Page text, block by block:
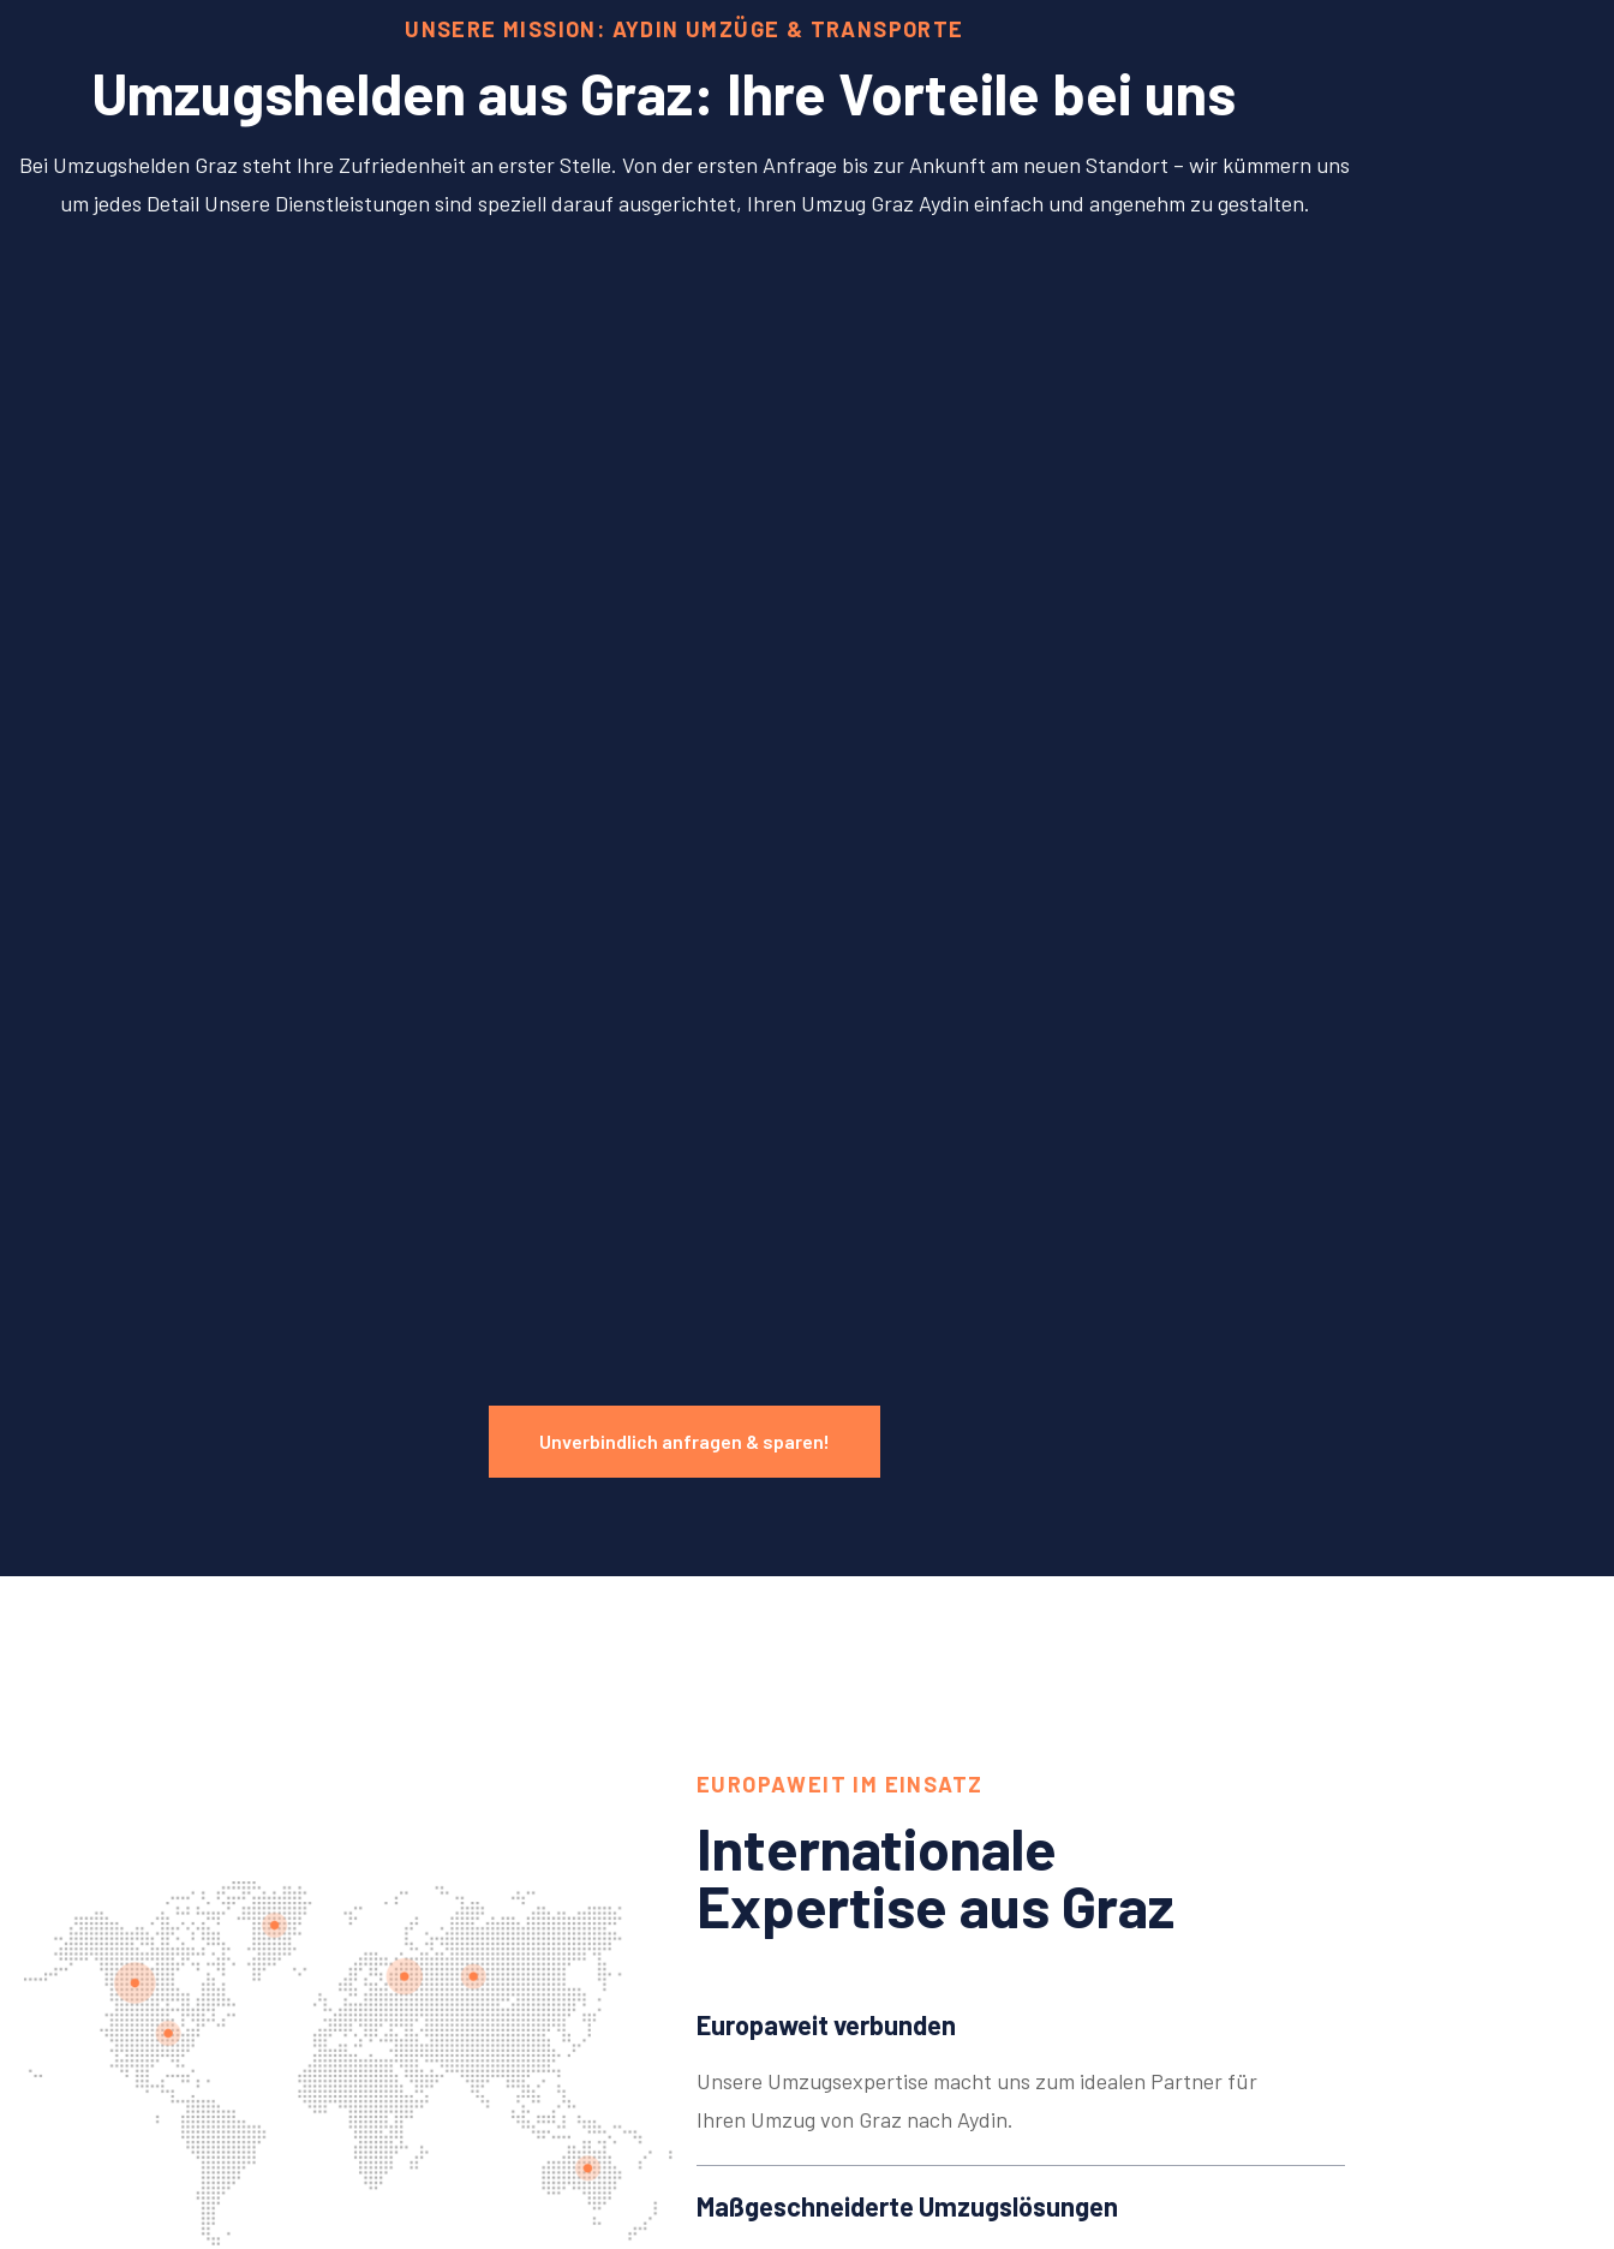
UNSERE MISSION: AYDIN UMZÜGE & TRANSPORTE
Umzugshelden aus Graz: Ihre Vorteile bei uns
Bei Umzugshelden Graz steht Ihre Zufriedenheit an erster Stelle. Von der ersten Anfrage bis zur Ankunft am neuen Standort – wir kümmern uns
um jedes Detail Unsere Dienstleistungen sind speziell darauf ausgerichtet, Ihren Umzug Graz Aydin einfach und angenehm zu gestalten.
Unverbindlich anfragen & sparen!
EUROPAWEIT IM EINSATZ
Internationale
Expertise aus Graz
Europaweit verbunden
Unsere Umzugsexpertise macht uns zum idealen Partner für
Ihren Umzug von Graz nach Aydin.
Maßgeschneiderte Umzugslösungen